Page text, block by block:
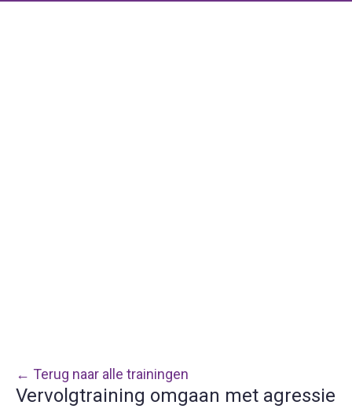
← Terug naar alle trainingen
Vervolgtraining omgaan met agressie